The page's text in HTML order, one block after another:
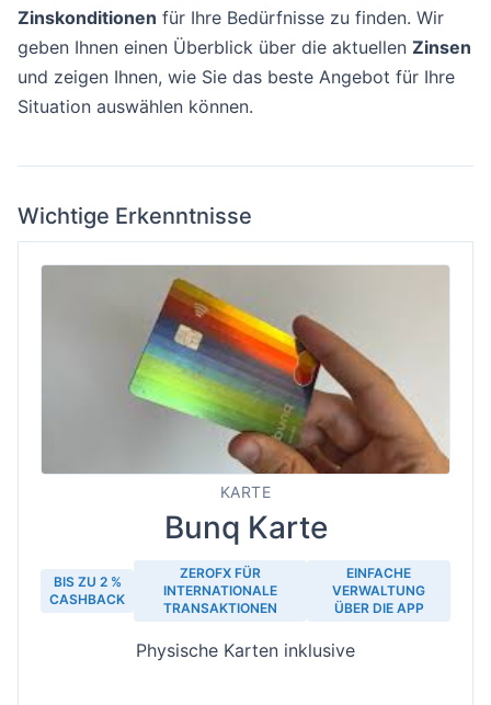
Zinskonditionen für Ihre Bedürfnisse zu finden. Wir
geben Ihnen einen Überblick über die aktuellen Zinsen
und zeigen Ihnen, wie Sie das beste Angebot für Ihre
Situation auswählen können.
Wichtige Erkenntnisse
KARTE
Bunq Karte
BIS ZU 2 %
CASHBACK
ZEROFX FÜR
INTERNATIONALE
TRANSAKTIONEN
EINFACHE
VERWALTUNG
ÜBER DIE APP
Physische Karten inklusive